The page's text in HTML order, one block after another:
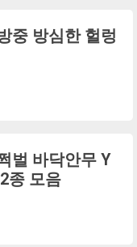
중 방심한 헐렁
벌 바닥안무 Y
종 모음